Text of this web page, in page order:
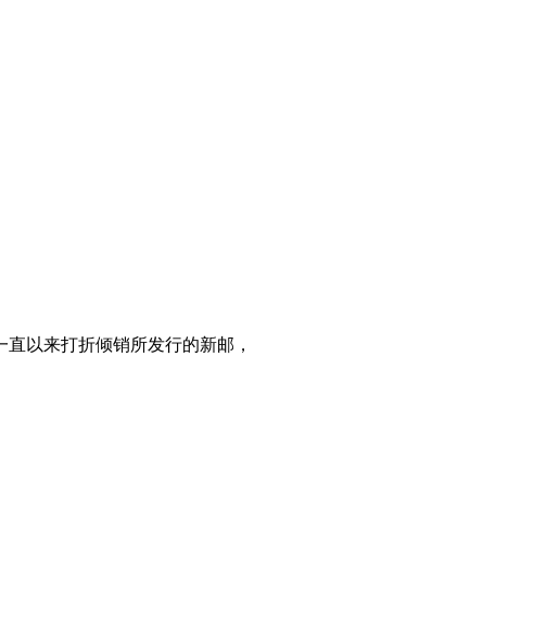
以来打折倾销所发行的新邮，